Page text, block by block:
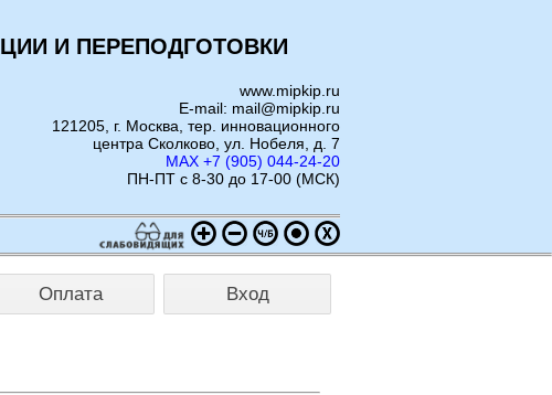
И ПЕРЕПОДГОТОВКИ
www.mipkip.ru
E-mail: mail@mipkip.ru
121205, г. Москва, тер. инновационного
центра Сколково, ул. Нобеля, д. 7
MAX +7 (905) 044-24-20
ПН-ПТ с 8-30 до 17-00 (МСК)
Оплата Вход